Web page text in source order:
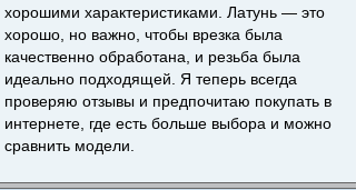
хорошими характеристиками. Латунь — это
хорошо, но важно, чтобы врезка была
качественно обработана, и резьба была
идеально подходящей. Я теперь всегда
проверяю отзывы и предпочитаю покупать в
интернете, где есть больше выбора и можно
сравнить модели.